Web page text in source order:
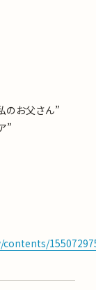
のお父さん”
”